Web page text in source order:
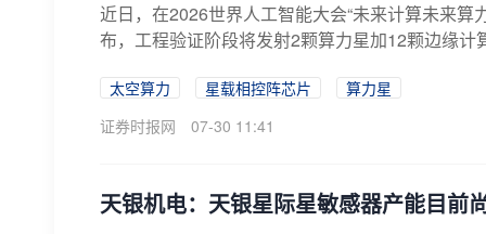
近日，在2026世界人工智能大会“未来计算未来算
布，工程验证阶段将发射2颗算力星加12颗边缘
太空算力 星载相控阵芯片
算力星
证券时报网
07-30 11:41
天银机电：天银星际星敏感器产能目前